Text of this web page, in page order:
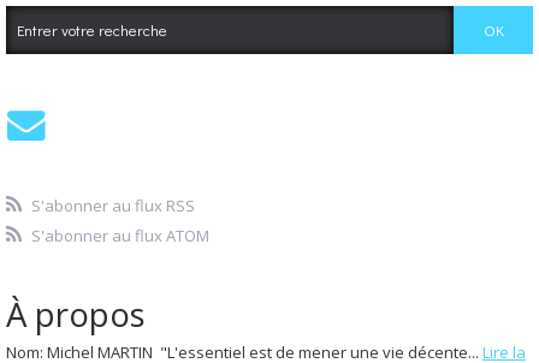
S'abonner au flux RSS
S'abonner au flux ATOM
À propos
Nom: Michel MARTIN "L'essentiel est de mener une vie décente... Lire la